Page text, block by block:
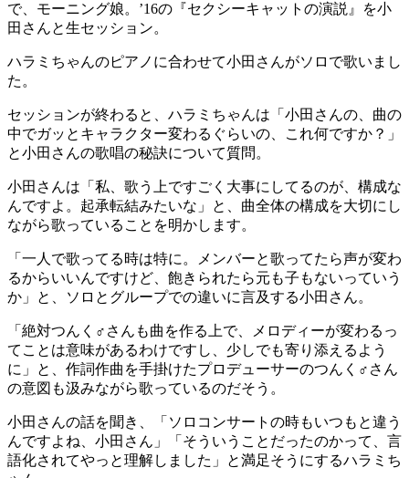
で、モーニング娘。’16の『セクシーキャットの演説』を小
田さんと生セッション。
ハラミちゃんのピアノに合わせて小田さんがソロで歌いまし
た。
セッションが終わると、ハラミちゃんは「小田さんの、曲の
中でガッとキャラクター変わるぐらいの、これ何ですか？」
と小田さんの歌唱の秘訣について質問。
小田さんは「私、歌う上ですごく大事にしてるのが、構成な
んですよ。起承転結みたいな」と、曲全体の構成を大切にし
ながら歌っていることを明かします。
「一人で歌ってる時は特に。メンバーと歌ってたら声が変わ
るからいいんですけど、飽きられたら元も子もないっていう
か」と、ソロとグループでの違いに言及する小田さん。
「絶対つんく♂さんも曲を作る上で、メロディーが変わるっ
てことは意味があるわけですし、少しでも寄り添えるよう
に」と、作詞作曲を手掛けたプロデューサーのつんく♂さん
の意図も汲みながら歌っているのだそう。
小田さんの話を聞き、「ソロコンサートの時もいつもと違う
んですよね、小田さん」「そういうことだったのかって、言
語化されてやっと理解しました」と満足そうにするハラミち